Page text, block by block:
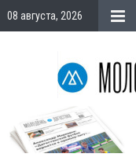
08 августа, 2026